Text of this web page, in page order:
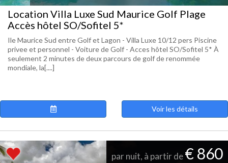
Location Villa Luxe Sud Maurice Golf Plage
Accès hôtel SO/Sofitel 5*
Ile Maurice Sud entre Golf et Lagon - Villa Luxe 10/12 pers Piscine
privee et personnel - Voiture de Golf - Acces hôtel SO/Sofitel 5* À
seulement 2 minutes de deux parcours de golf de renommée
mondiale, la[....]
Voir les détails
par nuit, à partir de€ 860